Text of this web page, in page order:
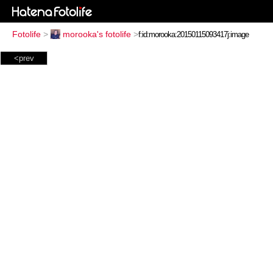
Fotolife > morooka's fotolife >
<prev